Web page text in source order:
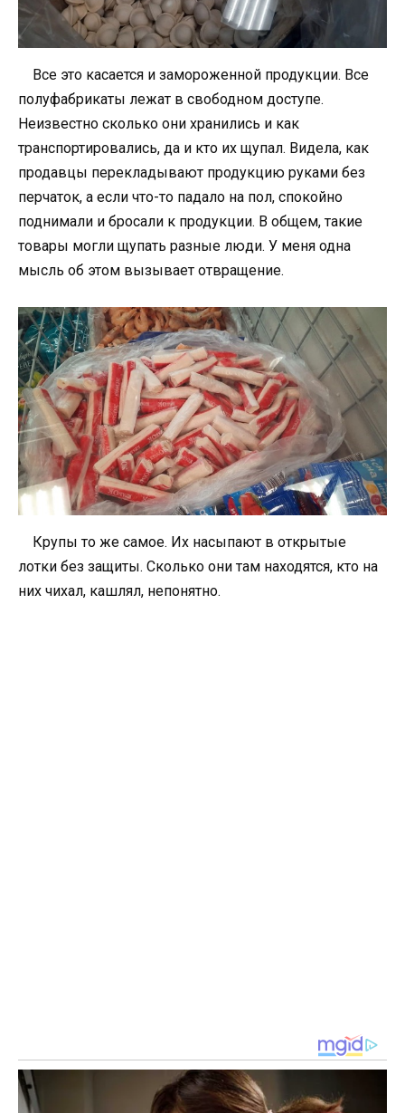
Все это касается и замороженной продукции. Все
полуфабрикаты лежат в свободном доступе.
Неизвестно сколько они хранились и как
транспортировались, да и кто их щупал. Видела, как
продавцы перекладывают продукцию руками без
перчаток, а если что-то падало на пол, спокойно
поднимали и бросали к продукции. В общем, такие
товары могли щупать разные люди. У меня одна
мысль об этом вызывает отвращение.
Крупы то же самое. Их насыпают в открытые
лотки без защиты. Сколько они там находятся, кто на
них чихал, кашлял, непонятно.